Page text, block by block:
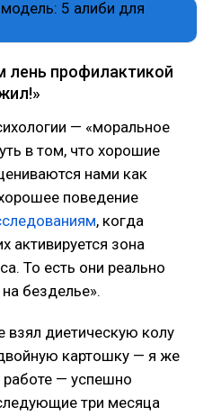
профилактикой
— «моральное
в том, что хорошие
нами как
поведение
, когда
активируется зона
То есть они реально
безделье».
взял диетическую колу
картошку — я же
— успешно
три месяца